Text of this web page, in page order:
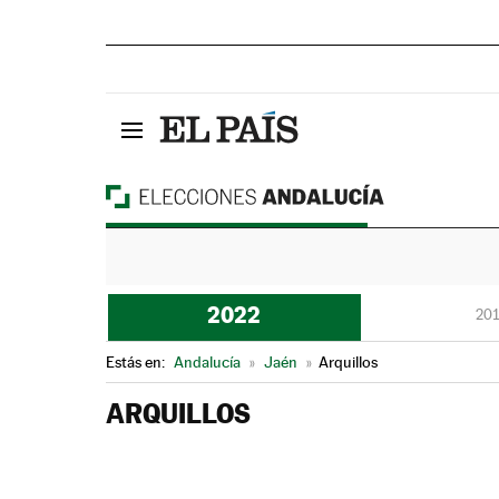
2022
Estás en: Andalucía » Jaén » Arquillos
ARQUILLOS